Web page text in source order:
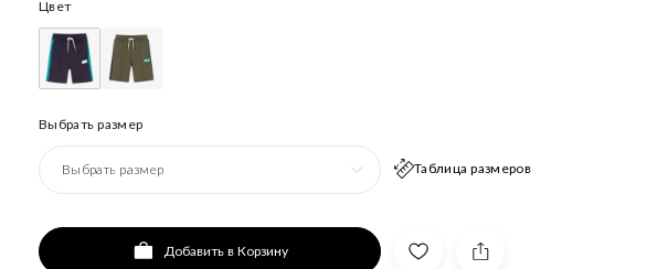
Цвет
Выбрать размер
Таблица размеров
Выбрать размер
Добавить в Корзину